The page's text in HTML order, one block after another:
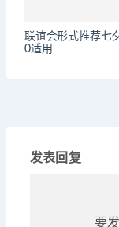
联谊会形式推荐七
0适用
发表回复
要